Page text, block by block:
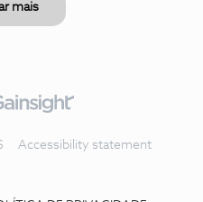
mais
Accessibility statement